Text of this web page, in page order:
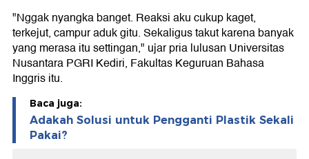
"Nggak nyangka banget. Reaksi aku cukup kaget,
terkejut, campur aduk gitu. Sekaligus takut karena banyak
yang merasa itu settingan," ujar pria lulusan Universitas
Nusantara PGRI Kediri, Fakultas Keguruan Bahasa
Inggris itu.
Baca juga:
Adakah Solusi untuk Pengganti Plastik Sekali
Pakai?